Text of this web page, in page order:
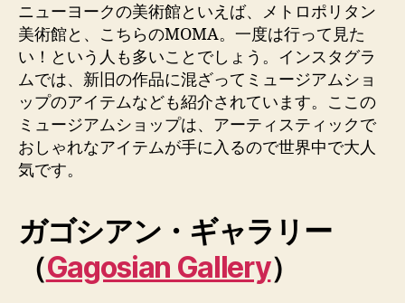
ニューヨークの美術館といえば、メトロポリタン
美術館と、こちらのMOMA。一度は行って見た
い！という人も多いことでしょう。インスタグラ
ムでは、新旧の作品に混ざってミュージアムショ
ップのアイテムなども紹介されています。ここの
ミュージアムショップは、アーティスティックで
おしゃれなアイテムが手に入るので世界中で大人
気です。
ガゴシアン・ギャラリー
（Gagosian Gallery）